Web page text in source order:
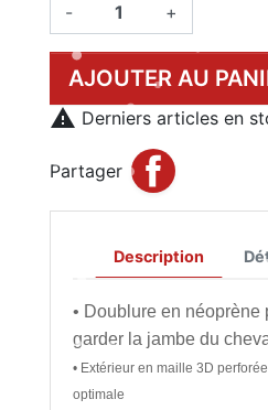
- +
AJOUTER AU
 Derniers articles en
Partager
Description
• Doublure en néoprène
garder la jambe du
• Extérieur en maille 3D
optimale